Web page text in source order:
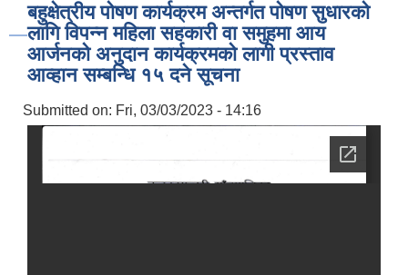
बहुक्षेत्रीय पोषण कार्यक्रम अन्तर्गत पोषण सुधारको
लागि विपन्न महिला सहकारी वा समुहमा आय
आर्जनको अनुदान कार्यक्रमको लागी प्रस्ताव
आव्हान सम्बन्धि १५ दने सूचना
Submitted on: Fri, 03/03/2023 - 14:16